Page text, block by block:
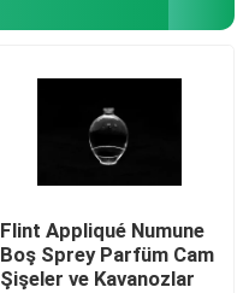
Flint Appliqué Numune
Boş Sprey Parfüm Cam
Şişeler ve Kavanozlar